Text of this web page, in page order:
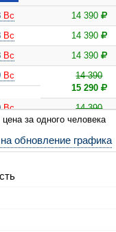
Вс 14 390
Вс 14 390
Вс 14 390
Вс
14 390
15 290
Вс
14 390
15 290
Вс
14 390
15 290
Вс
цена за одного человека
обновление графика